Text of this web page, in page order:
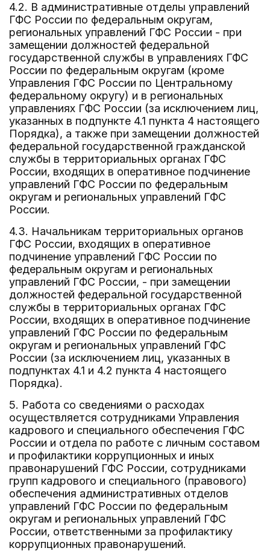
4.2. В административные отделы управлений
ГФС России по федеральным округам,
региональных управлений ГФС России - при
замещении должностей федеральной
государственной службы в управлениях ГФС
России по федеральным округам (кроме
Управления ГФС России по Центральному
федеральному округу) и в региональных
управлениях ГФС России (за исключением лиц,
указанных в подпункте 4.1 пункта 4 настоящего
Порядка), а также при замещении должностей
федеральной государственной гражданской
службы в территориальных органах ГФС
России, входящих в оперативное подчинение
управлений ГФС России по федеральным
округам и региональных управлений ГФС
России.
4.3. Начальникам территориальных органов
ГФС России, входящих в оперативное
подчинение управлений ГФС России по
федеральным округам и региональных
управлений ГФС России, - при замещении
должностей федеральной государственной
службы в территориальных органах ГФС
России, входящих в оперативное подчинение
управлений ГФС России по федеральным
округам и региональных управлений ГФС
России (за исключением лиц, указанных в
подпунктах 4.1 и 4.2 пункта 4 настоящего
Порядка).
5. Работа со сведениями о расходах
осуществляется сотрудниками Управления
кадрового и специального обеспечения ГФС
России и отдела по работе с личным составом
и профилактики коррупционных и иных
правонарушений ГФС России, сотрудниками
групп кадрового и специального (правового)
обеспечения административных отделов
управлений ГФС России по федеральным
округам и региональных управлений ГФС
России, ответственными за профилактику
коррупционных правонарушений.